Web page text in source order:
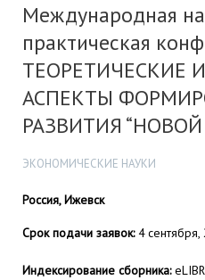
Международная
практическая
ТЕОРЕТИЧЕСКИЕ
АСПЕКТЫ
РАЗВИТИЯ
ЭКОНОМИЧЕСКИЕ НАУКИ
Россия, Ижевск
Срок подачи заявок:4 сентября,
Индексирование сборника: